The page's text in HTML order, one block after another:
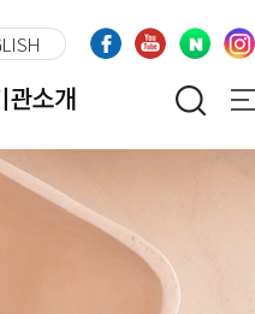
관소개